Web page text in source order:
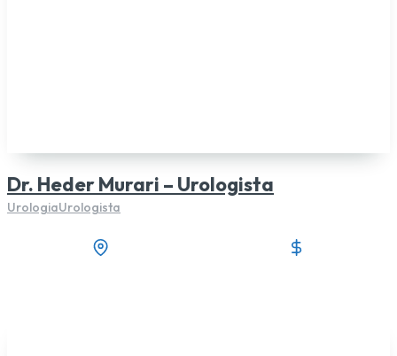
Dr. Heder Murari – Urologista
UrologiaUrologista